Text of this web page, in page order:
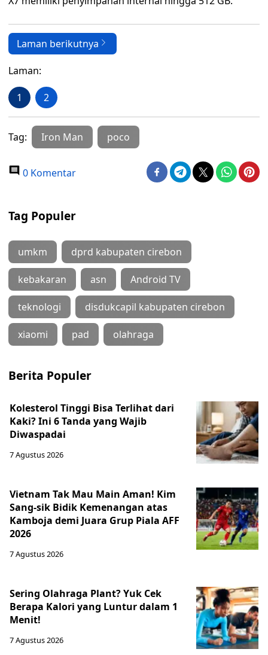
Laman berikutnya
Laman:
1 2
Tag: Iron Man poco
0 Komentar
Tag Populer
umkm dprd kabupaten cirebon
kebakaran asn Android TV
teknologi disdukcapil kabupaten cirebon
xiaomi pad olahraga
Berita Populer
Kolesterol Tinggi Bisa Terlihat dari
Kaki? Ini 6 Tanda yang Wajib
Diwaspadai
7 Agustus 2026
Vietnam Tak Mau Main Aman! Kim
Sang-sik Bidik Kemenangan atas
Kamboja demi Juara Grup Piala AFF
2026
7 Agustus 2026
Sering Olahraga Plant? Yuk Cek
Berapa Kalori yang Luntur dalam 1
Menit!
7 Agustus 2026